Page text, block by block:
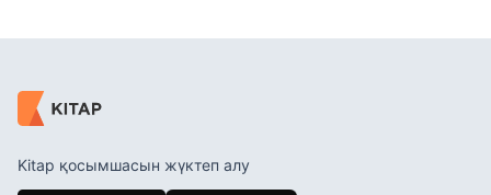
Kitap қосымшасын жүктеп алу